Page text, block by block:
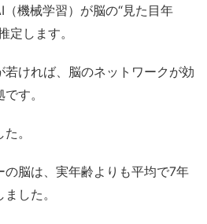
（機械学習）が脳の“見た目年
定します。
若ければ、脳のネットワークが効
す。
。
の脳は、実年齢よりも平均で7年
した。